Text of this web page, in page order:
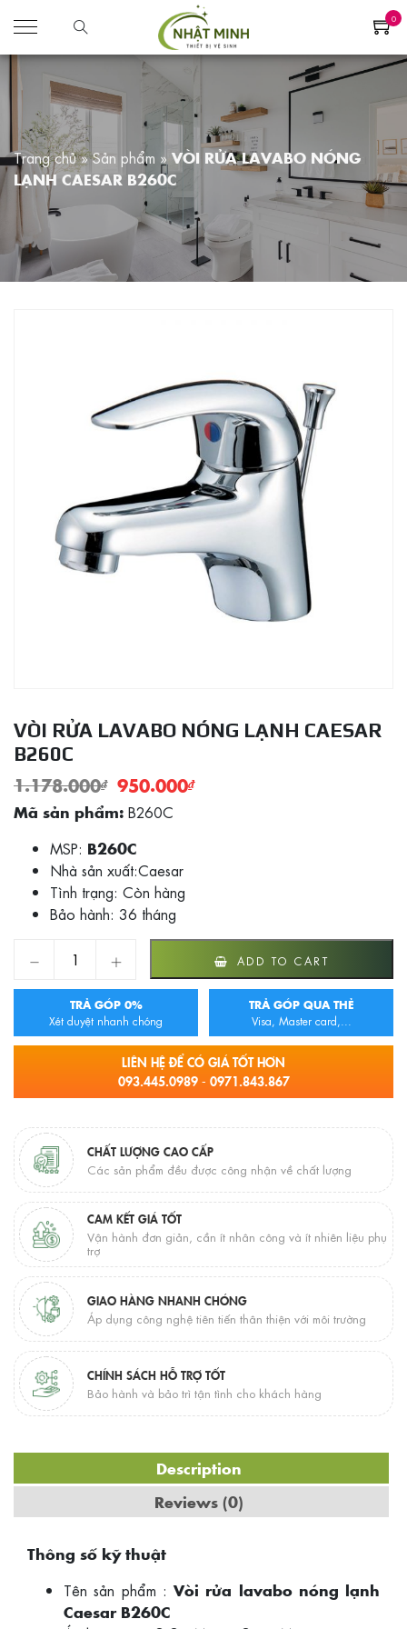
0
Trang chủ»Sản phẩm » VÒI RỬA LAVABO NÓNG
LẠNH CAESAR B260C
VÒI RỬA LAVABO NÓNG LẠNH CAESAR
B260C
1.178.000₫ 950.000₫
Mã sản phẩm: B260C
MSP: B260C
Nhà sản xuất:Caesar
Tình trạng: Còn hàng
Bảo hành: 36 tháng
VÒI RỬA LAVABO NÓNG LẠNH CAESAR B260C quantity
ADD TO CART
TRẢ GÓP 0%
Xét duyệt nhanh chóng
TRẢ GÓP QUA THẺ
Visa, Master card,...
LIÊN HỆ ĐỂ CÓ GIÁ TỐT HƠN
093.445.0989 - 0971.843.867
CHẤT LƯỢNG CAO CẤP
Các sản phẩm đều được công nhận về chất lượng
CAM KẾT GIÁ TỐT
Vận hành đơn giản, cần ít nhân công và ít nhiên liệu phụ
trợ
GIAO HÀNG NHANH CHÓNG
Áp dụng công nghệ tiên tiến thân thiện với môi trường
CHÍNH SÁCH HỖ TRỢ TỐT
Bảo hành và bảo trì tận tình cho khách hàng
Description
Reviews (0)
Thông số kỹ thuật
Tên sản phẩm : Vòi rửa lavabo nóng lạnh
Caesar B260C